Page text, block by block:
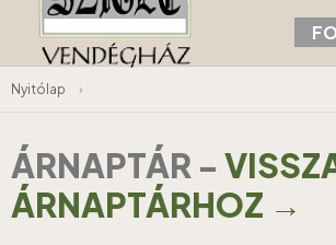
Nyitólap ›
ÁRNAPTÁR -
ÁRNAPTÁRHOZ →